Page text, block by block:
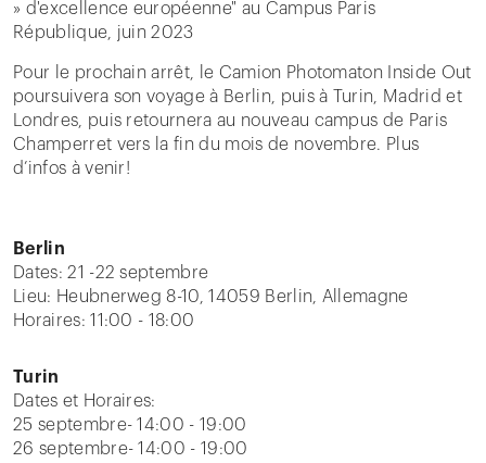
» d'excellence européenne" au Campus Paris
République, juin 2023
Pour le prochain arrêt, le Camion Photomaton Inside Out
poursuivera son voyage à Berlin, puis à Turin, Madrid et
Londres, puis retournera au nouveau campus de Paris
Champerret vers la fin du mois de novembre. Plus
d’infos à venir!
Berlin
Dates: 21 -22 septembre
Lieu: Heubnerweg 8-10, 14059 Berlin, Allemagne
Horaires: 11:00 - 18:00
Turin
Dates et Horaires:
25 septembre- 14:00 - 19:00
26 septembre- 14:00 - 19:00